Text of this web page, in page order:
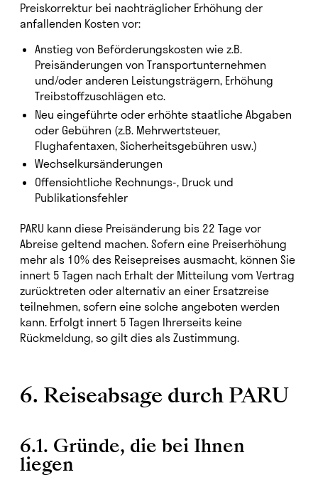
Preiskorrektur bei nachträglicher Erhöhung der
anfallenden Kosten vor:
Anstieg von Beförderungskosten wie z.B.
Preisänderungen von Transportunternehmen
und/oder anderen Leistungsträgern, Erhöhung
Treibstoffzuschlägen etc.
Neu eingeführte oder erhöhte staatliche Abgaben
oder Gebühren (z.B. Mehrwertsteuer,
Flughafentaxen, Sicherheitsgebühren usw.)
Wechselkursänderungen
Offensichtliche Rechnungs-, Druck­ und
Publikationsfehler
PARU kann diese Preisänderung bis 22 Tage vor
Abreise geltend machen. Sofern eine Preiserhöhung
mehr als 10% des Reisepreises ausmacht, können Sie
innert 5 Tagen nach Erhalt der Mitteilung vom Vertrag
zurücktreten oder alternativ an einer Ersatzreise
teilnehmen, sofern eine solche angeboten werden
kann. Erfolgt innert 5 Tagen Ihrerseits keine
Rückmeldung, so gilt dies als Zustimmung.
6. Reiseabsage durch PARU
6.1. Gründe, die bei Ihnen
liegen